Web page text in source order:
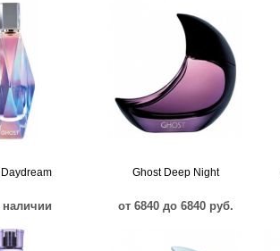
наличии
Ghost Deep Night
от 6840 до 6840 руб.